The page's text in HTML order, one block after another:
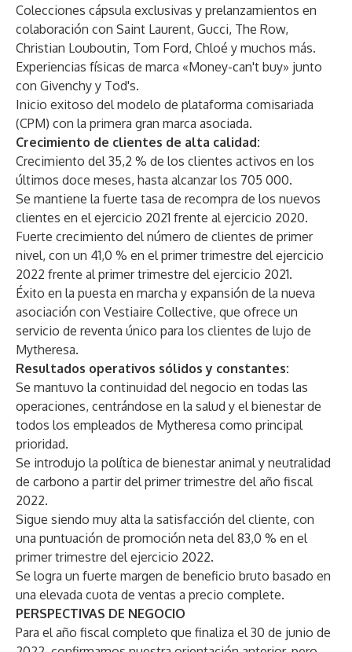
Colecciones cápsula exclusivas y prelanzamientos en
colaboración con Saint Laurent, Gucci, The Row,
Christian Louboutin, Tom Ford, Chloé y muchos más.
Experiencias físicas de marca «Money-can't buy» junto
con Givenchy y Tod's.
Inicio exitoso del modelo de plataforma comisariada
(CPM) con la primera gran marca asociada.
Crecimiento de clientes de alta calidad:
Crecimiento del 35,2 % de los clientes activos en los
últimos doce meses, hasta alcanzar los 705 000.
Se mantiene la fuerte tasa de recompra de los nuevos
clientes en el ejercicio 2021 frente al ejercicio 2020.
Fuerte crecimiento del número de clientes de primer
nivel, con un 41,0 % en el primer trimestre del ejercicio
2022 frente al primer trimestre del ejercicio 2021.
Éxito en la puesta en marcha y expansión de la nueva
asociación con Vestiaire Collective, que ofrece un
servicio de reventa único para los clientes de lujo de
Mytheresa.
Resultados operativos sólidos y constantes:
Se mantuvo la continuidad del negocio en todas las
operaciones, centrándose en la salud y el bienestar de
todos los empleados de Mytheresa como principal
prioridad.
Se introdujo la política de bienestar animal y neutralidad
de carbono a partir del primer trimestre del año fiscal
2022.
Sigue siendo muy alta la satisfacción del cliente, con
una puntuación de promoción neta del 83,0 % en el
primer trimestre del ejercicio 2022.
Se logra un fuerte margen de beneficio bruto basado en
una elevada cuota de ventas a precio complete.
PERSPECTIVAS DE NEGOCIO
Para el año fiscal completo que finaliza el 30 de junio de